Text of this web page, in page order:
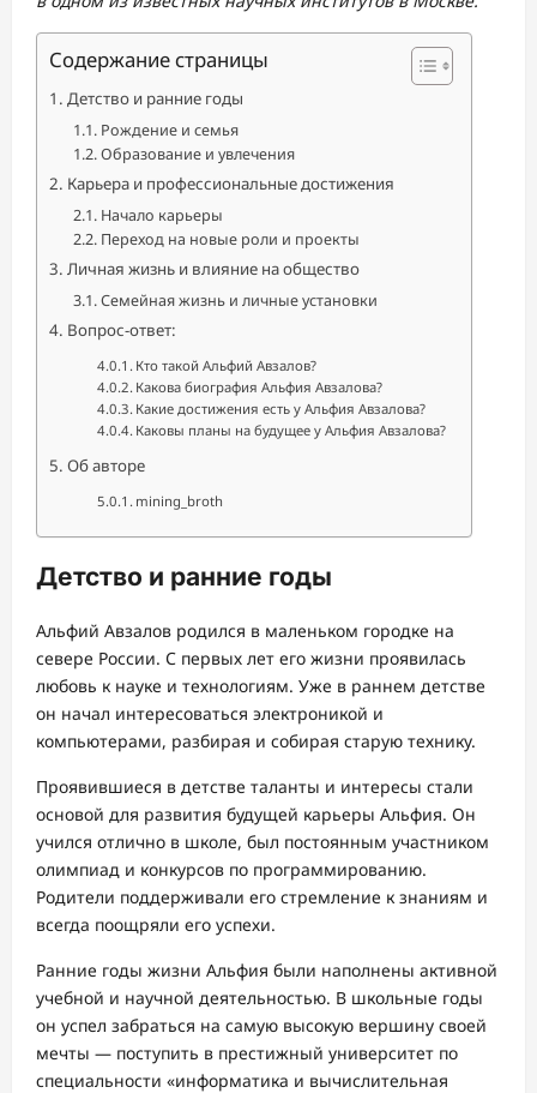
Содержание страницы
Детство и ранние годы
Рождение и семья
Образование и увлечения
Карьера и профессиональные достижения
Начало карьеры
Переход на новые роли и проекты
Личная жизнь и влияние на общество
Семейная жизнь и личные установки
Вопрос-ответ:
Кто такой Альфий Авзалов?
Какова биография Альфия Авзалова?
Какие достижения есть у Альфия Авзалова?
Каковы планы на будущее у Альфия Авзалова?
Об авторе
mining_broth
Детство и ранние годы
Альфий Авзалов родился в маленьком городке на
севере России. С первых лет его жизни проявилась
любовь к науке и технологиям. Уже в раннем детстве
он начал интересоваться электроникой и
компьютерами, разбирая и собирая старую технику.
Проявившиеся в детстве таланты и интересы стали
основой для развития будущей карьеры Альфия. Он
учился отлично в школе, был постоянным участником
олимпиад и конкурсов по программированию.
Родители поддерживали его стремление к знаниям и
всегда поощряли его успехи.
Ранние годы жизни Альфия были наполнены активной
учебной и научной деятельностью. В школьные годы
он успел забраться на самую высокую вершину своей
мечты — поступить в престижный университет по
специальности «информатика и вычислительная